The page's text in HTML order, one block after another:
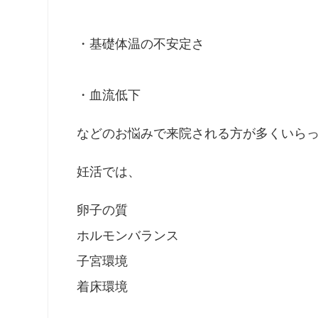
・基礎体温の不安定さ
・血流低下
などのお悩みで来院される方が多くいら
妊活では、
卵子の質
ホルモンバランス
子宮環境
着床環境